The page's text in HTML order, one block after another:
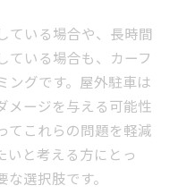
ている場合や、長時間
ている場合も、カーフ
ングです。屋外駐車は
メージを与える可能性
てこれらの問題を軽減
いと考える方にとっ
選択肢です。